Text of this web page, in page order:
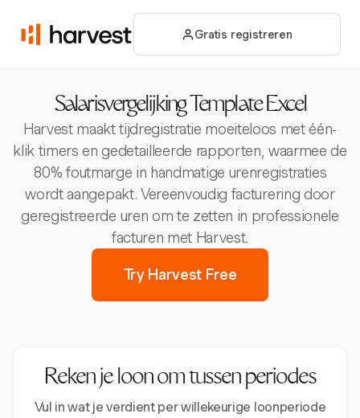
Gratis registreren
Salarisvergelijking Template Excel
Harvest maakt tijdregistratie moeiteloos met één-
klik timers en gedetailleerde rapporten, waarmee de
80% foutmarge in handmatige urenregistraties
wordt aangepakt. Vereenvoudig facturering door
geregistreerde uren om te zetten in professionele
facturen met Harvest.
Try Harvest Free
Reken je loon om tussen periodes
Vul in wat je verdient per willekeurige loonperiode